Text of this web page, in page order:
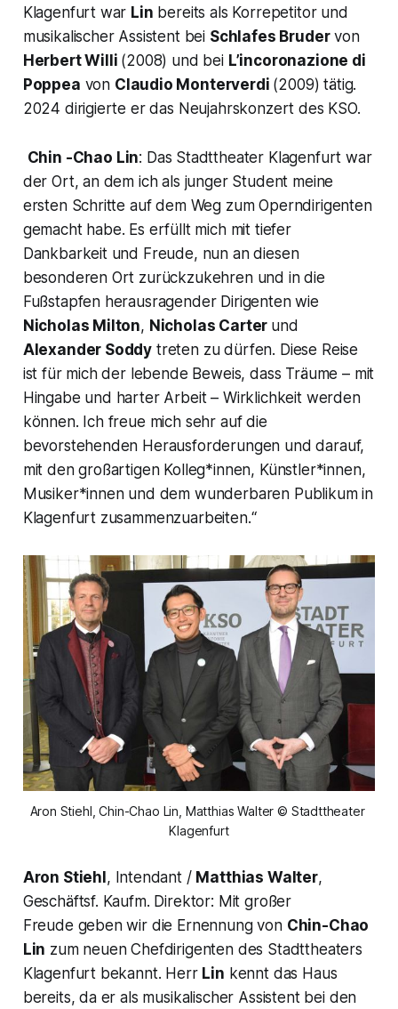
Klagenfurt war Lin bereits als Korrepetitor und
musikalischer Assistent bei Schlafes Brudervon
Herbert Willi (2008) und bei L’incoronazione di
Poppea von Claudio Monterverdi (2009) tätig.
2024 dirigierte er das Neujahrskonzert des KSO.
Chin -Chao Lin: Das Stadttheater Klagenfurt war
der Ort, an dem ich als junger Student meine
ersten Schritte auf dem Weg zum Operndirigenten
gemacht habe. Es erfüllt mich mit tiefer
Dankbarkeit und Freude, nun an diesen
besonderen Ort zurückzukehren und in die
Fußstapfen herausragender Dirigenten wie
Nicholas Milton, Nicholas Carter und
Alexander Soddy treten zu dürfen. Diese Reise
ist für mich der lebende Beweis, dass Träume – mit
Hingabe und harter Arbeit – Wirklichkeit werden
können. Ich freue mich sehr auf die
bevorstehenden Herausforderungen und darauf,
mit den großartigen Kolleg*innen, Künstler*innen,
Musiker*innen und dem wunderbaren Publikum in
Klagenfurt zusammenzuarbeiten.“
Aron Stiehl, Chin-Chao Lin, Matthias Walter © Stadttheater
Klagenfurt
Aron Stiehl, Intendant / Matthias Walter,
Geschäftsf. Kaufm. Direktor: Mit großer
Freude geben wir die Ernennung von Chin-Chao
Lin zum neuen Chefdirigenten des Stadttheaters
Klagenfurt bekannt. Herr Lin kennt das Haus
bereits, da er als musikalischer Assistent bei den